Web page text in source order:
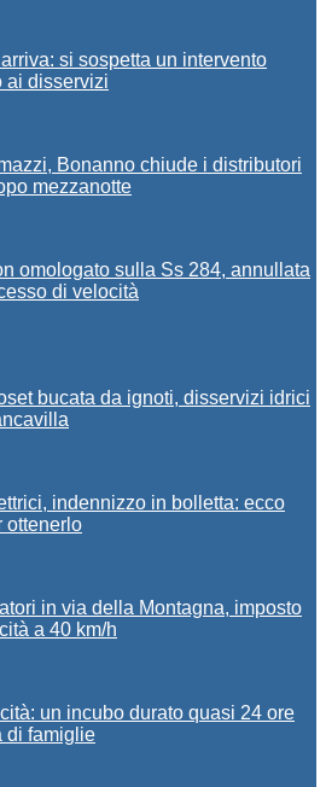
arriva: si sospetta un intervento
ai disservizi
Bonanno chiude i distributori
mezzanotte
omologato sulla Ss 284, annullata
di velocità
bucata da ignoti, disservizi idrici
indennizzo in bolletta: ecco
ottenerlo
in via della Montagna, imposto
a 40 km/h
un incubo durato quasi 24 ore
di famiglie